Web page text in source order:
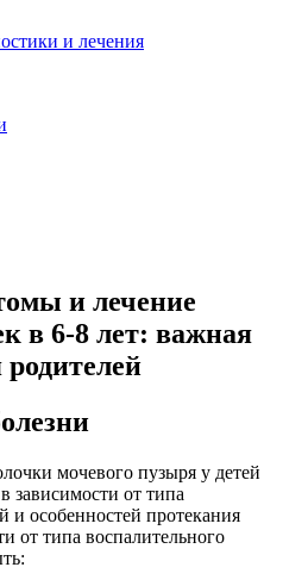
и лечения
и лечение
в 6-8 лет: важная
мочевого пузыря у детей
зависимости от типа
и особенностей протекания
от типа воспалительного